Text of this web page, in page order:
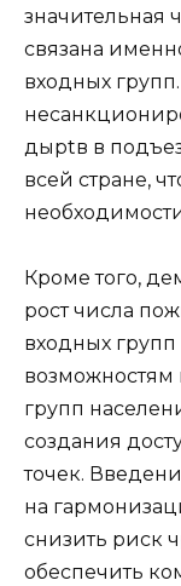
значительная
связана
входных
дыptв в
всей стране,
Кроме того,
рост числа
входных
групп
создания
точек.
на
снизить риск
обеспечить